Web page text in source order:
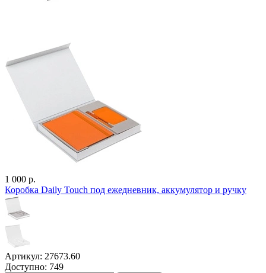
1 000 р.
Коробка Daily Touch под ежедневник, аккумулятор и ручку
Артикул: 27673.60
Доступно: 749